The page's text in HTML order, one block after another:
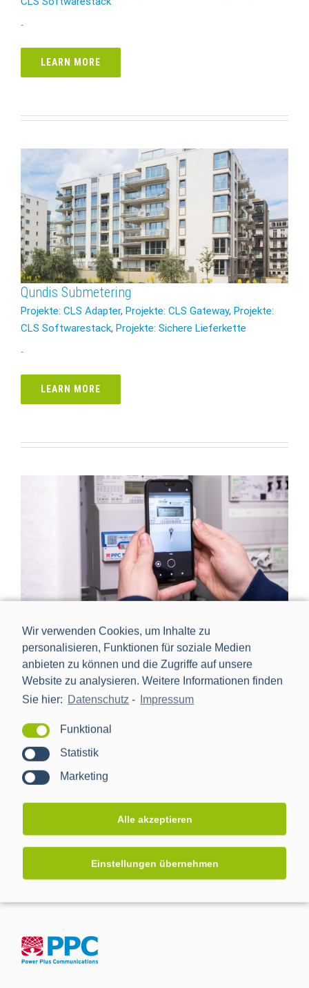
Wir verwenden Cookies, um Inhalte zu
personalisieren, Funktionen für soziale Medien
anbieten zu können und die Zugriffe auf unsere
Website zu analysieren. Weitere Informationen finden
Sie hier: Datenschutz - Impressum
Funktional
Statistik
Marketing
Alle akzeptieren
Einstellungen übernehmen
-
LEARN MORE
Qundis Submetering
Projekte: CLS Adapter, Projekte: CLS Gateway, Projekte:
CLS Softwarestack, Projekte: Sichere Lieferkette
-
LEARN MORE
Projekte: CLS Adapter,Projekte: CLS Gateway
CLS Softwarestack ,Projekte: Sichere Lieferkette
-